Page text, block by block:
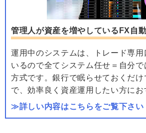
管理人が資産を増やしているFX自
運用中のシステムは、トレード専用
いるので全てシステム任せ＝自分で
方式です。銀行で眠らせておくだ
で、効率良く資産運用したい方にお
≫詳しい内容はこちらをご覧下さい